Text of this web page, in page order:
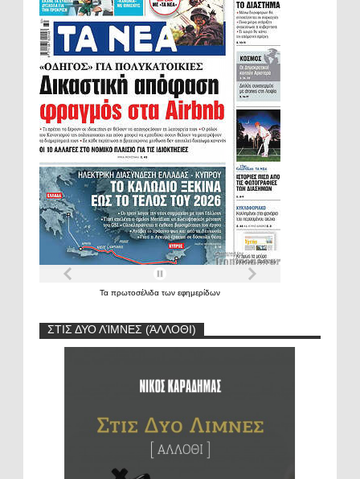
Τα πρωτοσέλιδα των εφημερίδων
ΣΤΙΣ ΔΥΟ ΛΊΜΝΕΣ (ΆΛΛΟΘΙ)